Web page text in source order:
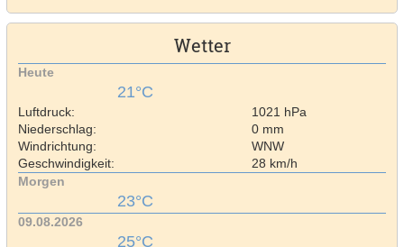
Wetter
Heute
21°C
Luftdruck:
1021 hPa
Niederschlag:
0 mm
Windrichtung:
WNW
Geschwindigkeit:
28 km/h
Morgen
23°C
09.08.2026
25°C